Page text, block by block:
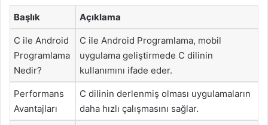
Başlık Açıklama
C ile Android
Programlama
Nedir?
C ile Android Programlama, mobil
uygulama geliştirmede C dilinin
kullanımını ifade eder.
Performans
Avantajları
C dilinin derlenmiş olması uygulamaların
daha hızlı çalışmasını sağlar.